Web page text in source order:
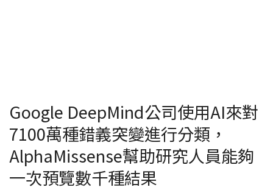
Google DeepMind公司使用AI來對
7100萬種錯義突變進行分類，
AlphaMissense幫助研究人員能夠
一次預覽數千種結果